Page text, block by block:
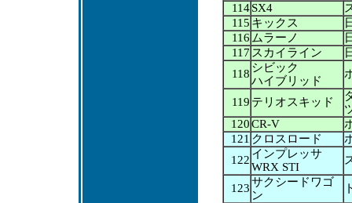
114 SX4
115 キックス
116 ムラーノ
117 スカイライン
118 シビック
ハイブリッド
119 テリオスキッド
120CR-V
121 クロスロード
122 インプレッサ
WRX STI
123サクシードワゴ
ン